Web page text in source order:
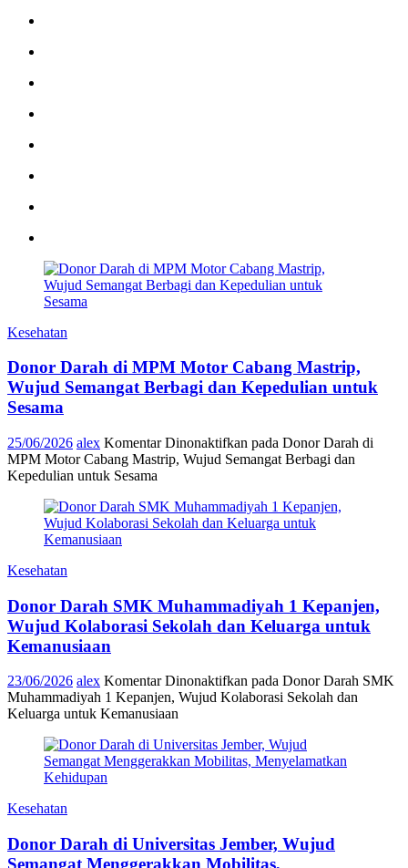
Kesehatan
Donor Darah di MPM Motor Cabang Mastrip,
Wujud Semangat Berbagi dan Kepedulian untuk
Sesama
25/06/2026 alex Komentar Dinonaktifkan pada Donor Darah di
MPM Motor Cabang Mastrip, Wujud Semangat Berbagi dan
Kepedulian untuk Sesama
Kesehatan
Donor Darah SMK Muhammadiyah 1 Kepanjen,
Wujud Kolaborasi Sekolah dan Keluarga untuk
Kemanusiaan
23/06/2026 alex Komentar Dinonaktifkan pada Donor Darah SMK
Muhammadiyah 1 Kepanjen, Wujud Kolaborasi Sekolah dan
Keluarga untuk Kemanusiaan
Kesehatan
Donor Darah di Universitas Jember, Wujud
Semangat Menggerakkan Mobilitas,